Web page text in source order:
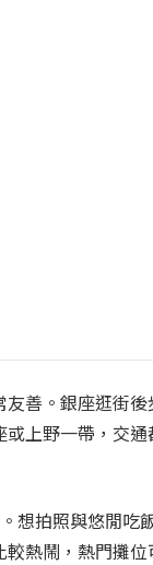
善。銀座逛街
上野一帶，交
想拍照與悠閒吃
熱鬧，熱門攤